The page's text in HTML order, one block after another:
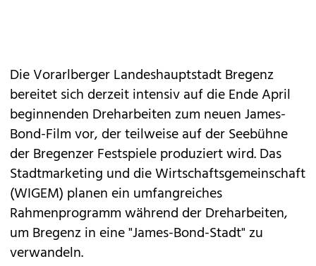
Die Vorarlberger Landeshauptstadt Bregenz
bereitet sich derzeit intensiv auf die Ende April
beginnenden Dreharbeiten zum neuen James-
Bond-Film vor, der teilweise auf der Seebühne
der Bregenzer Festspiele produziert wird. Das
Stadtmarketing und die Wirtschaftsgemeinschaft
(WIGEM) planen ein umfangreiches
Rahmenprogramm während der Dreharbeiten,
um Bregenz in eine "James-Bond-Stadt" zu
verwandeln.